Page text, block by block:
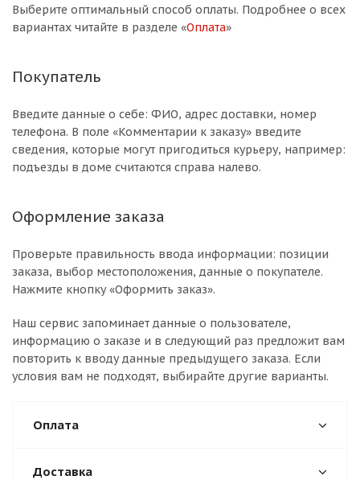
Выберите оптимальный способ оплаты. Подробнее о всех
вариантах читайте в разделе «Оплата»
Покупатель
Введите данные о себе: ФИО, адрес доставки, номер
телефона. В поле «Комментарии к заказу» введите
сведения, которые могут пригодиться курьеру, например:
подъезды в доме считаются справа налево.
Оформление заказа
Проверьте правильность ввода информации: позиции
заказа, выбор местоположения, данные о покупателе.
Нажмите кнопку «Оформить заказ».
Наш сервис запоминает данные о пользователе,
информацию о заказе и в следующий раз предложит вам
повторить к вводу данные предыдущего заказа. Если
условия вам не подходят, выбирайте другие варианты.
Оплата
Доставка